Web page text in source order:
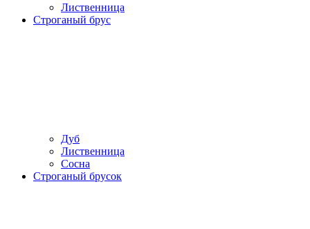
Лиственница
Строганый брус
Дуб
Лиственница
Сосна
Строганый брусок